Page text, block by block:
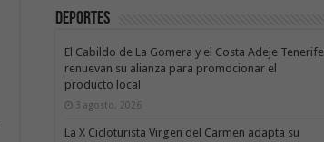
Deportes
El Cabildo de La Gomera y el Costa Adeje Tenerife
renuevan su alianza para promocionar el
producto local
3 agosto, 2026
La X Cicloturista Virgen del Carmen adapta su